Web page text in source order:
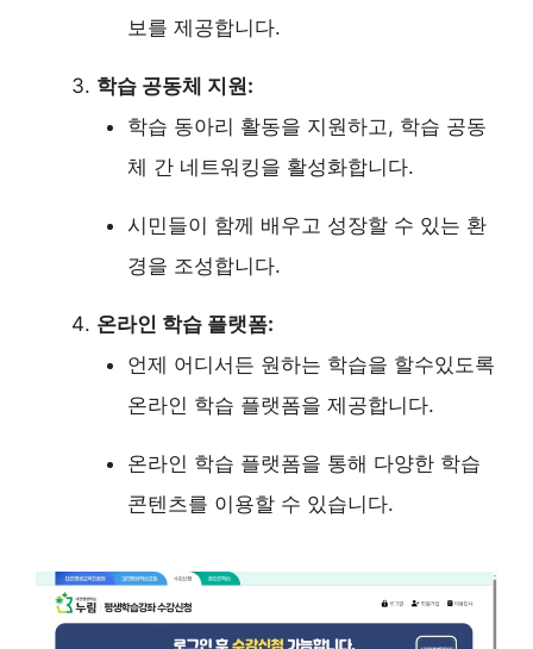
보를 제공합니다.
학습 공동체 지원:
학습 동아리 활동을 지원하고, 학습 공동
체 간 네트워킹을 활성화합니다.
시민들이 함께 배우고 성장할 수 있는 환
경을 조성합니다.
온라인 학습 플랫폼:
언제 어디서든 원하는 학습을 할수있도록
온라인 학습 플랫폼을 제공합니다.
온라인 학습 플랫폼을 통해 다양한 학습
콘텐츠를 이용할 수 있습니다.